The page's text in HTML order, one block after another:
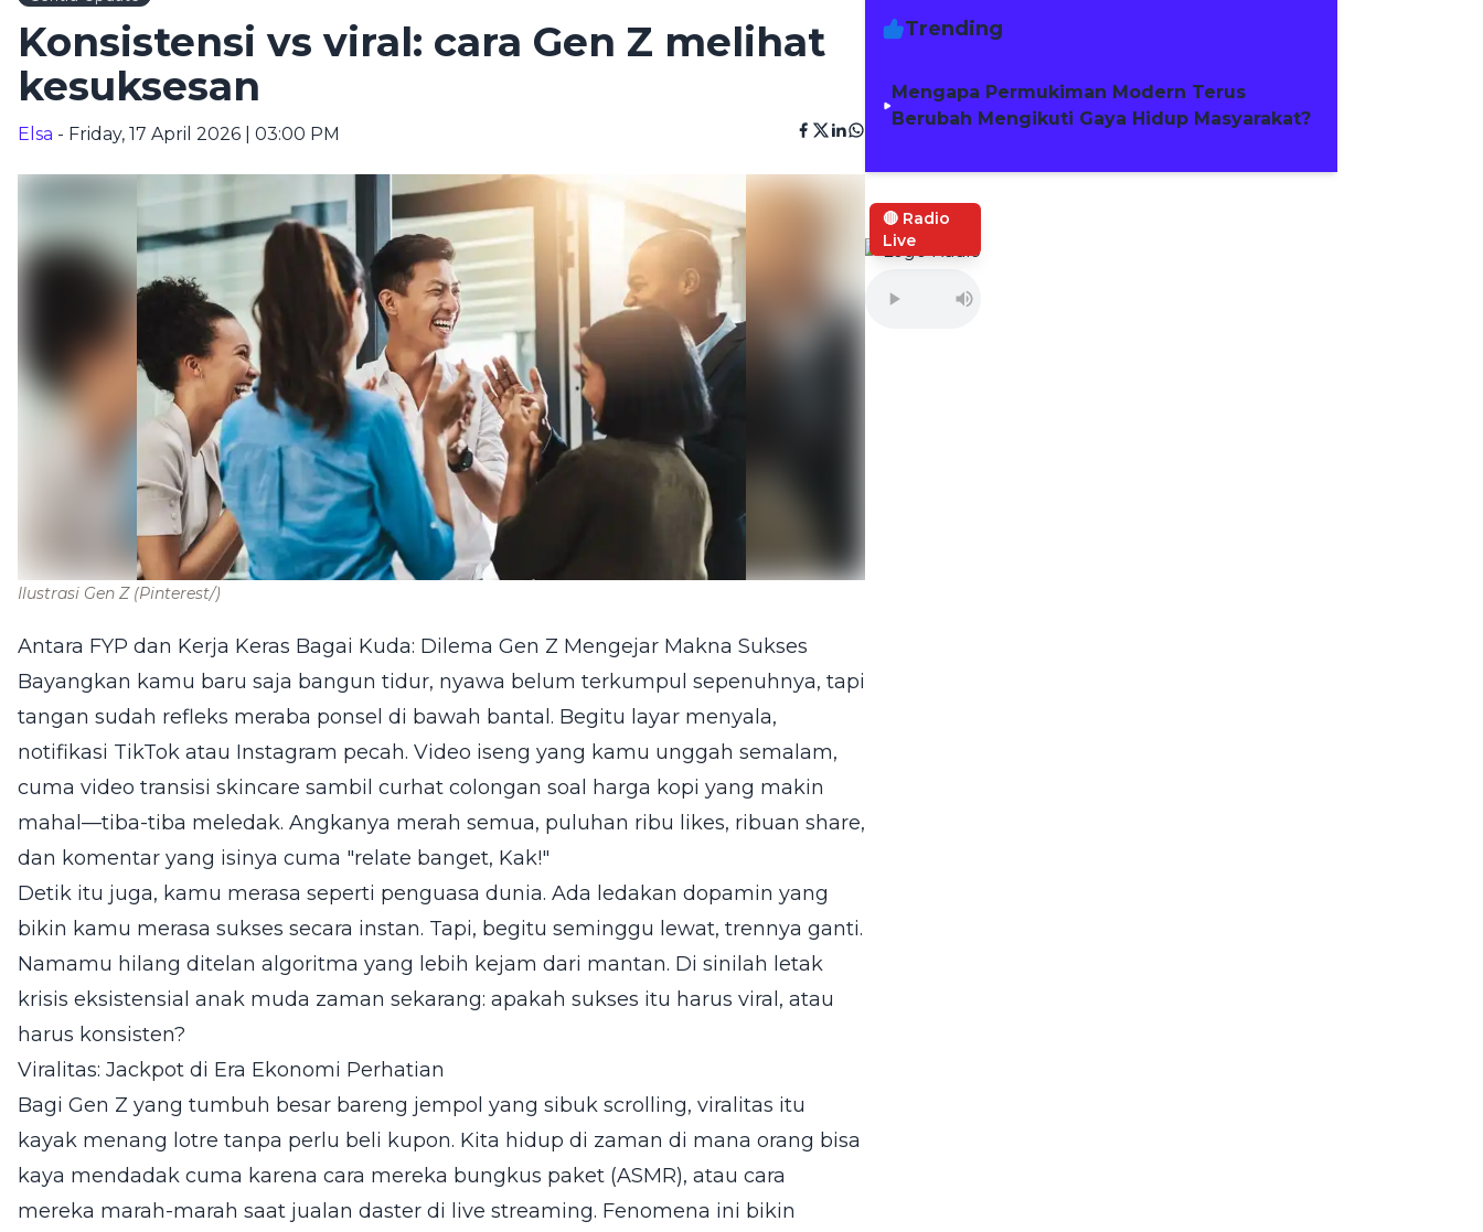
Konsistensi vs viral: cara Gen Z melihat
kesuksesan
Elsa - Friday, 17 April 2026 | 03:00 PM
Ilustrasi Gen Z (Pinterest/)
Antara FYP dan Kerja Keras Bagai Kuda: Dilema Gen Z Mengejar Makna Sukses
Bayangkan kamu baru saja bangun tidur, nyawa belum terkumpul sepenuhnya, tapi
tangan sudah refleks meraba ponsel di bawah bantal. Begitu layar menyala,
notifikasi TikTok atau Instagram pecah. Video iseng yang kamu unggah semalam,
cuma video transisi skincare sambil curhat colongan soal harga kopi yang makin
mahal—tiba-tiba meledak. Angkanya merah semua, puluhan ribu likes, ribuan share,
dan komentar yang isinya cuma "relate banget, Kak!"
Detik itu juga, kamu merasa seperti penguasa dunia. Ada ledakan dopamin yang
bikin kamu merasa sukses secara instan. Tapi, begitu seminggu lewat, trennya ganti.
Namamu hilang ditelan algoritma yang lebih kejam dari mantan. Di sinilah letak
krisis eksistensial anak muda zaman sekarang: apakah sukses itu harus viral, atau
harus konsisten?
Viralitas: Jackpot di Era Ekonomi Perhatian
Bagi Gen Z yang tumbuh besar bareng jempol yang sibuk scrolling, viralitas itu
kayak menang lotre tanpa perlu beli kupon. Kita hidup di zaman di mana orang bisa
kaya mendadak cuma karena cara mereka bungkus paket (ASMR), atau cara
mereka marah-marah saat jualan daster di live streaming. Fenomena ini bikin
Trending
Mengapa Permukiman Modern Terus
Berubah Mengikuti Gaya Hidup Masyarakat?
🔴 Radio
Live